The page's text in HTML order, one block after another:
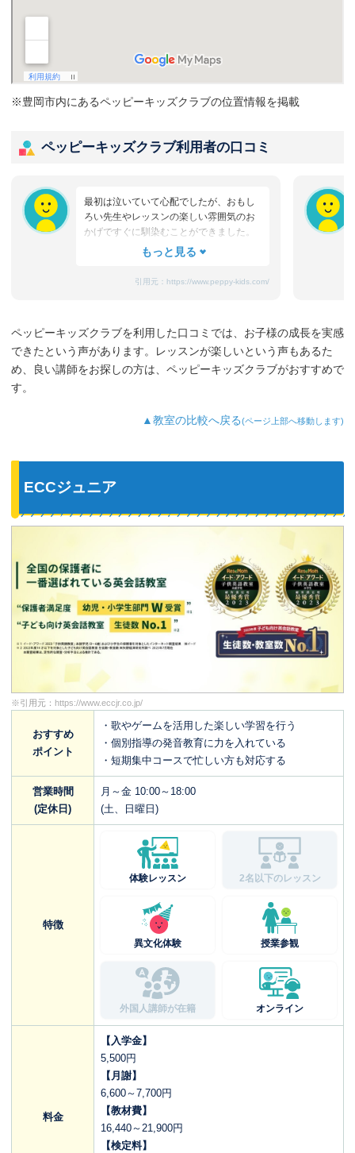
※豊岡市内にあるペッピーキッズクラブの位置情報を掲載
ペッピーキッズクラブ利用者の口コミ
最初は泣いていて心配でしたが、おもし
ろい先生やレッスンの楽しい雰囲気のお
かげですぐに馴染むことができました。
たまにママと離れるときに嫌がることも
れ、お迎えのときはいつも笑顔です。
3歳児を飽きさせない充実したレッスンだ
と思います。うちの子は特に歌やダンス
が好きなようで、よく「Hello～♪」と歌
ど、色んなものを英語で教えてくれるよ
うになり、英語が身についてきているの
引用元： https://www.peppy-kids.com/
ペッピーキッズクラブを利用した口コミでは、お子様の成長を実感
できたという声があります。レッスンが楽しいという声もあるた
め、良い講師をお探しの方は、ペッピーキッズクラブがおすすめで
す。
▲教室の比較へ戻る(ページ上部へ移動します)
ECCジュニア
※引用元： https://www.eccjr.co.jp/
おすすめ
ポイント
・歌やゲームを活用した楽しい学習を行う
・個別指導の発音教育に力を入れている
・短期集中コースで忙しい方も対応する
営業時間
(定休日)
月～金 10:00～18:00
(土、日曜日)
特徴
体験レッスン 2名以下のレッスン
異文化体験 授業参観
外国人講師が在籍 オンライン
料金
【入学金】
5,500円
【月謝】
6,600～7,700円
【教材費】
16,440～21,900円
【検定料】